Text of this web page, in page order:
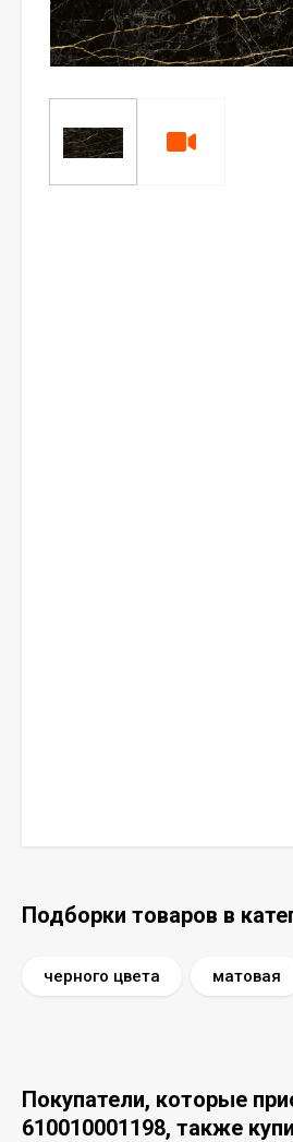
Подборки товаров в
черного цвета матовая
Покупатели, которые
610010001198, также